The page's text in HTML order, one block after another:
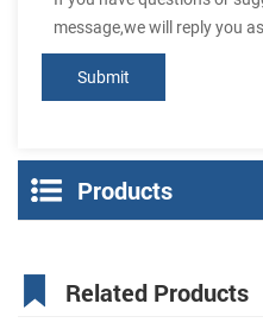
message,we will reply you
Products
Related Products